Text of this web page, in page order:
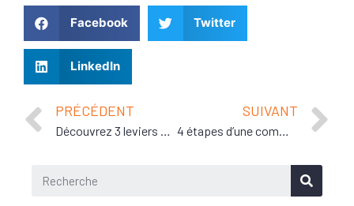
Facebook Twitter
LinkedIn
PRÉCÉDENT
Découvrez 3 leviers pour accroître votre focus!
SUIVANT
4 étapes d’une communication percutante et efficace